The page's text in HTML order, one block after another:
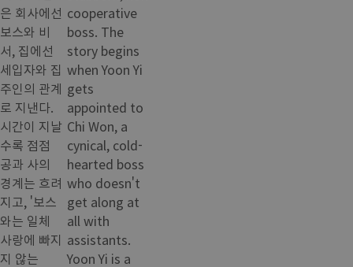
은 회사에선
보스와 비
서, 집에선
세입자와 집
주인의 관계
로 지낸다.
시간이 지날
수록 점점
공과 사의
경계는 흐려
지고, '보스
와는 일체
사랑에 빠지
지 않는
cooperative
boss. The
story begins
when Yoon Yi
gets
appointed to
Chi Won, a
cynical, cold-
hearted boss
who doesn't
get along at
all with
assistants.
Yoon Yi is a